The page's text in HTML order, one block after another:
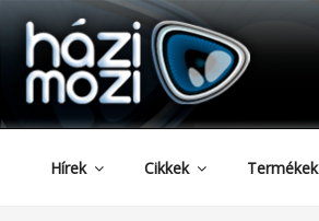
Tartalomhoz
HAZIMOZI
Hírek Cikkek Termékek